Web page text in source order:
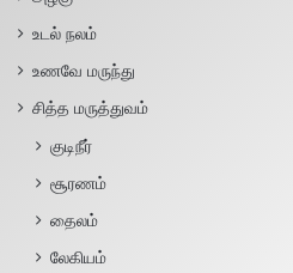
உடல் நலம்
உணவே மருந்து
சித்த மருத்துவம்
குடிநீர்
சூரணம்
தைலம்
லேகியம்